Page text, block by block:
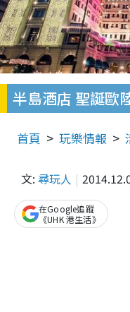
半島酒店 聖誕歐
首頁 玩樂情報
文: 尋玩人
在Google追蹤
《UHK 港生活》